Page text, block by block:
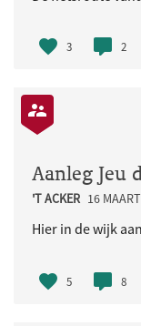
3 2
Aanleg Jeu
'T ACKER 16
Hier in de wijk
5 8